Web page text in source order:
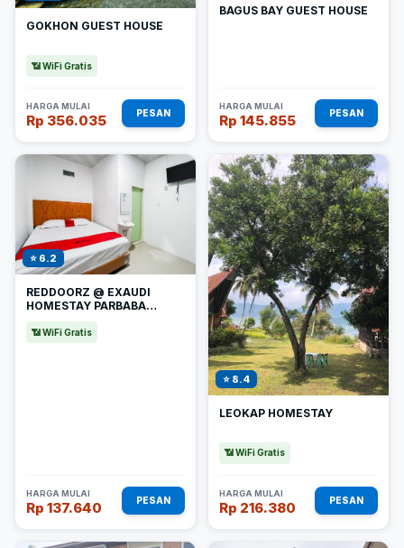
GOKHON GUEST HOUSE
📶 WiFi Gratis
HARGA MULAI
Rp 356.035 PESAN
BAGUS BAY GUEST HOUSE
HARGA MULAI
Rp 145.855 PESAN
⭐ 6.2
REDDOORZ @ EXAUDI
HOMESTAY PARBABA
📶 WiFi Gratis
HARGA MULAI
Rp 137.640 PESAN
⭐ 8.4
LEOKAP HOMESTAY
📶 WiFi Gratis
HARGA MULAI
Rp 216.380 PESAN